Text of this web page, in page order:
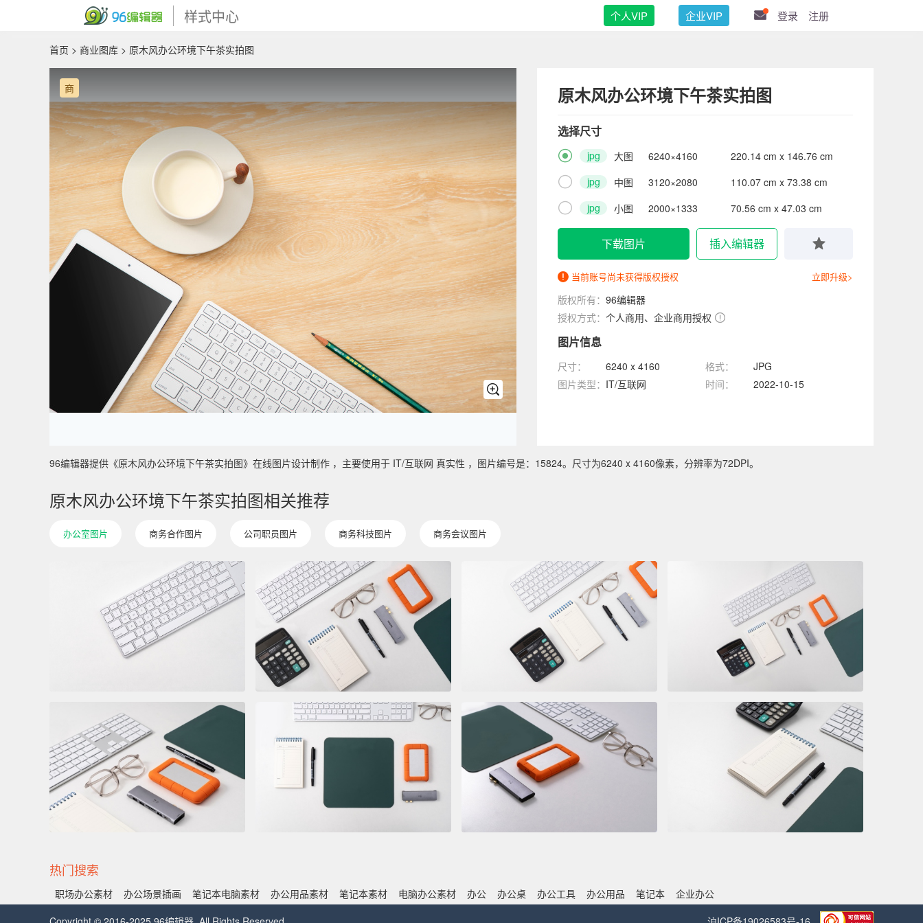
样式中心 个人VIP 企业VIP 登录 注册
首页 > 商业图库 > 原木风办公环境下午茶实拍图
商 原木风办公环境下午茶实拍图
选择尺寸
 jpg 大图 6240×4160 220.14 cm x 146.76 cm
 jpg 中图 3120×2080 110.07 cm x 73.38 cm
 jpg 小图 2000×1333 70.56 cm x 47.03 cm
下载图片 插入编辑器
当前账号尚未获得版权授权 立即升级>
版权所有： 96编辑器
授权方式： 个人商用、企业商用授权
图片信息
尺寸： 6240 x 4160 格式：
JPG
图片类型： IT/互联网 时间： 2022-10-15
96编辑器提供《原木风办公环境下午茶实拍图》在线图片设计制作 ，主要使用于 IT/互联网 真实性 ，图片编号是：15824。尺寸为6240 x 4160像素，分辨率为72DPI。
原木风办公环境下午茶实拍图相关推荐
办公室图片 商务合作图片 公司职员图片 商务科技图片 商务会议图片
热门搜索
职场办公素材 办公场景插画 笔记本电脑素材 办公用品素材 笔记本素材 电脑办公素材 办公 办公桌 办公工具 办公用品 笔记本
企业办公